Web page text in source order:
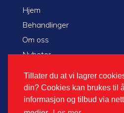
Tillater du at vi lagrer
din? Cookies kan brukes til
informasjon og tilbud via
Hjem
Behandlinger
Om oss
Nyheter
Praktisk